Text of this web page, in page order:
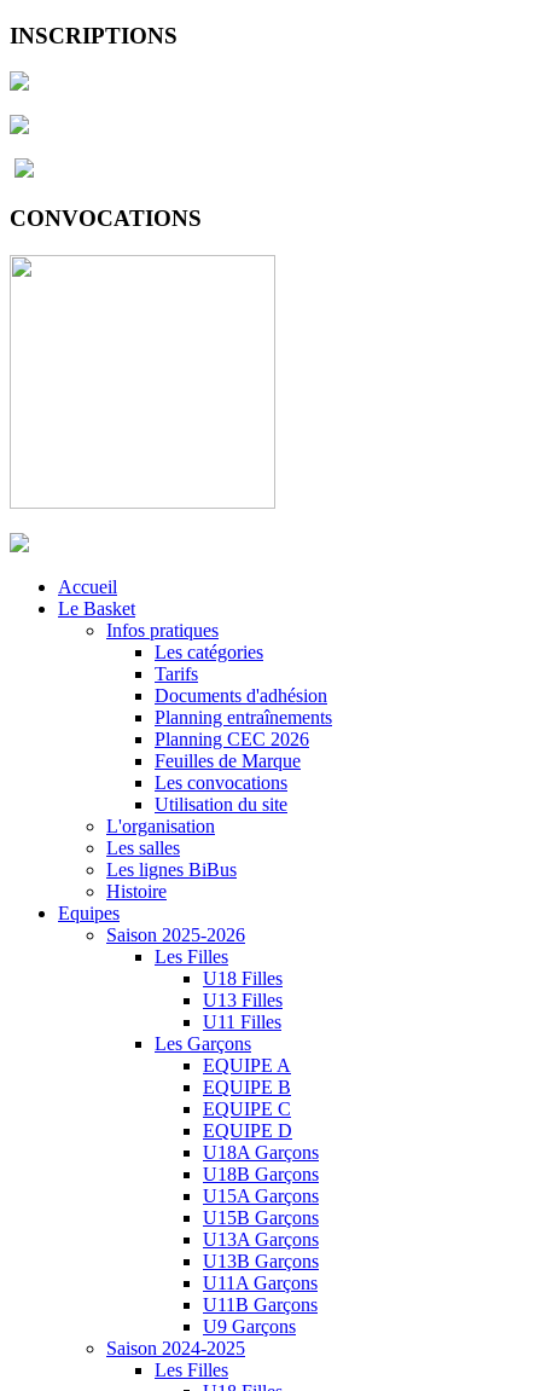
INSCRIPTIONS
CONVOCATIONS
Accueil
Le Basket
Infos pratiques
Les catégories
Tarifs
Documents d'adhésion
Planning entraînements
Planning CEC 2026
Feuilles de Marque
Les convocations
Utilisation du site
L'organisation
Les salles
Les lignes BiBus
Histoire
Equipes
Saison 2025-2026
Les Filles
U18 Filles
U13 Filles
U11 Filles
Les Garçons
EQUIPE A
EQUIPE B
EQUIPE C
EQUIPE D
U18A Garçons
U18B Garçons
U15A Garçons
U15B Garçons
U13A Garçons
U13B Garçons
U11A Garçons
U11B Garçons
U9 Garçons
Saison 2024-2025
Les Filles